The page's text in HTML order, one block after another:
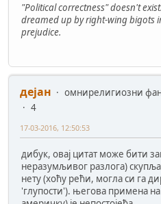
"Political correctness" doesn't
dreamed up by right-wing bigots
prejudice.
дејан
омнирелигиозни
4
17-03-2016, 12:50:53
дибук, овај цитат може бити
неразумљивог разлога)
нету (хоћу рећи, могла си га
'глупости'). његова примена